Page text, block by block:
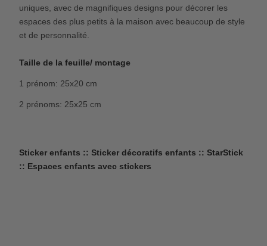
uniques, avec de magnifiques designs pour décorer les
espaces des plus petits à la maison avec beaucoup de style
et de personnalité.
Taille de la feuille/ montage
1 prénom: 25x20 cm
2 prénoms: 25x25 cm
Sticker enfants :: Sticker décoratifs enfants :: StarStick
:: Espaces enfants avec stickers